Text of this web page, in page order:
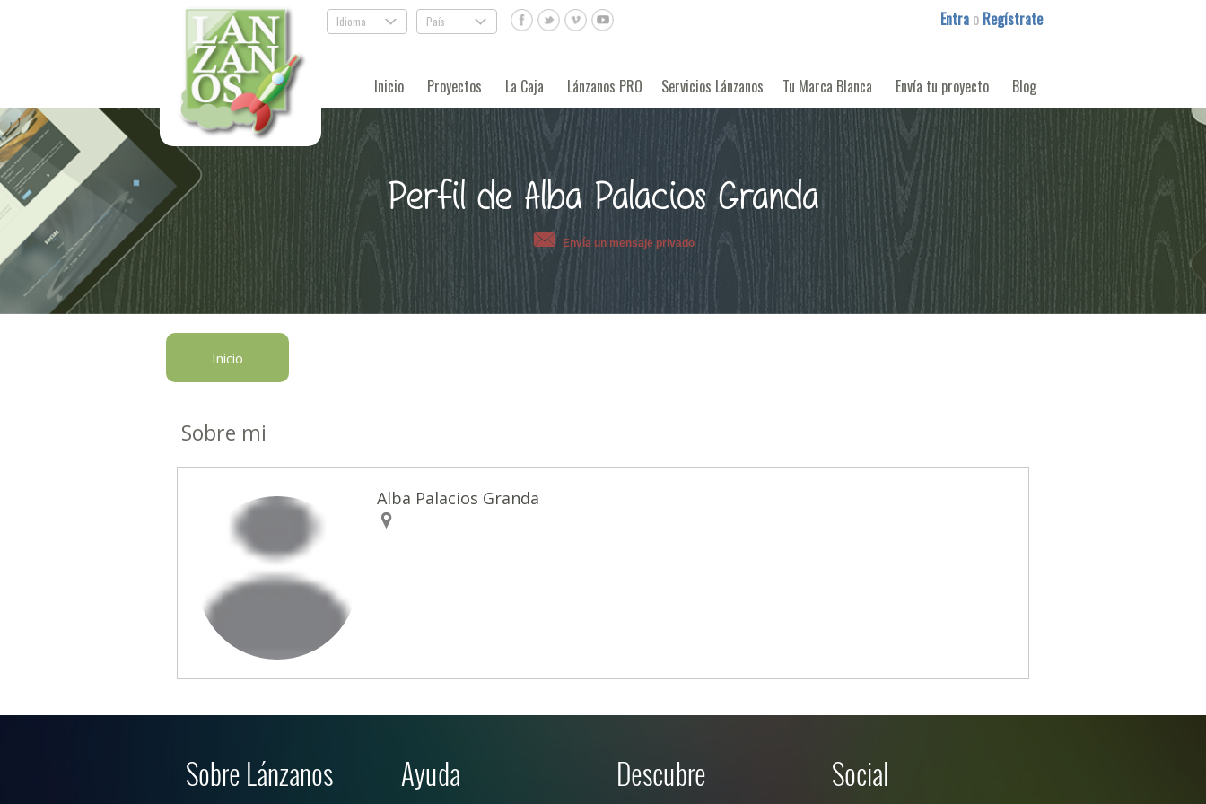
Idioma . País . Entra o Regístrate
Inicio Proyectos La Caja Lánzanos PRO Servicios Lánzanos Tu Marca Blanca Envía tu proyecto Blog
Perfil de Alba Palacios Granda
Envía un mensaje privado
Inicio
Sobre mi
Alba Palacios Granda
Sobre Lánzanos Ayuda Descubre Social